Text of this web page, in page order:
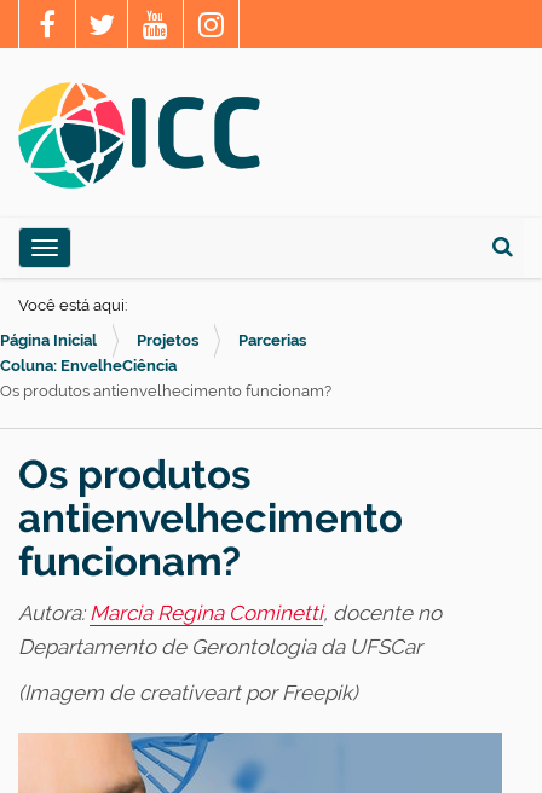
Busca
e
g
a
ç
Toggle navigation
Você está aqui:
Página Inicial
Projetos
Parcerias
Coluna: EnvelheCiência
Os produtos antienvelhecimento funcionam?
Os produtos
antienvelhecimento
funcionam?
Autora:Marcia Regina Cominetti, docente no
Departamento de Gerontologia da UFSCar
(Imagem de creativeart por Freepik)